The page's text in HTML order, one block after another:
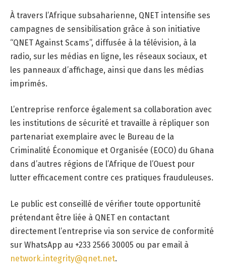
À travers l’Afrique subsaharienne, QNET intensifie ses
campagnes de sensibilisation grâce à son initiative
“QNET Against Scams”, diffusée à la télévision, à la
radio, sur les médias en ligne, les réseaux sociaux, et
les panneaux d’affichage, ainsi que dans les médias
imprimés.
L’entreprise renforce également sa collaboration avec
les institutions de sécurité et travaille à répliquer son
partenariat exemplaire avec le Bureau de la
Criminalité Économique et Organisée (EOCO) du Ghana
dans d’autres régions de l’Afrique de l’Ouest pour
lutter efficacement contre ces pratiques frauduleuses.
Le public est conseillé de vérifier toute opportunité
prétendant être liée à QNET en contactant
directement l’entreprise via son service de conformité
sur WhatsApp au +233 2566 30005 ou par email à
network.integrity@qnet.net.